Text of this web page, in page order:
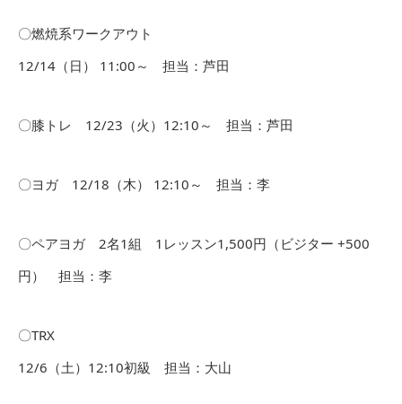
〇燃焼系ワークアウト
12/14（日） 11:00～ 担当：芦田
〇膝トレ 12/23（火）12:10～ 担当：芦田
〇ヨガ 12/18（木） 12:10～ 担当：李
〇ペアヨガ 2名1組 1レッスン1,500円（ビジター +500
円） 担当：李
〇TRX
12/6（土）12:10初級 担当：大山